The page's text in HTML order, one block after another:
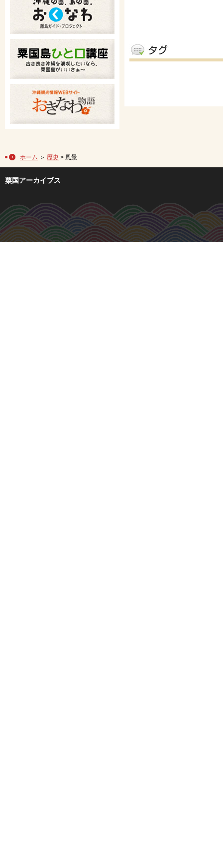
ホーム ＞ 歴史 > 風景
粟国アーカイブス